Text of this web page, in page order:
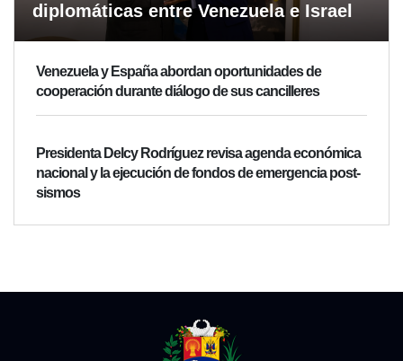
diplomáticas entre Venezuela e Israel
Venezuela y España abordan oportunidades de
cooperación durante diálogo de sus cancilleres
Presidenta Delcy Rodríguez revisa agenda económica
nacional y la ejecución de fondos de emergencia post-
sismos